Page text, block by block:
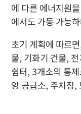
에 다른 에너지원
에서도 가동 가능
초기 계획에 따르
물, 기화기 건물,
쉼터, 3개소의 통
앙 공급소, 주차장,